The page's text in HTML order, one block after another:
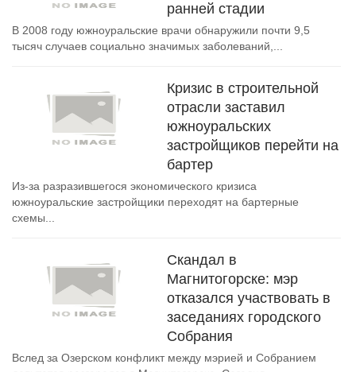
ранней стадии
В 2008 году южноуральские врачи обнаружили почти 9,5
тысяч случаев социально значимых заболеваний,...
Кризис в строительной
отрасли заставил
южноуральских
застройщиков перейти на
бартер
Из-за разразившегося экономического кризиса
южноуральские застройщики переходят на бартерные
схемы...
Скандал в
Магнитогорске: мэр
отказался участвовать в
заседаниях городского
Собрания
Вслед за Озерском конфликт между мэрией и Собранием